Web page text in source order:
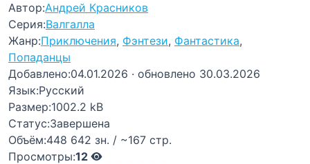
Автор:Андрей Красников
Серия:Валгалла
Жанр:Приключения, Фэнтези, Фантастика,
Попаданцы
Добавлено:04.01.2026 · обновлено 30.03.2026
Язык:Русский
Размер:1002.2 kB
Статус:Завершена
Объём:448 642 зн. / ~167 стр.
Просмотры:12